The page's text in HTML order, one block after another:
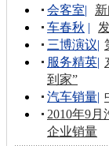
会客室|
车春秋 |
三博演议|
服务精英|
到家”
汽车销量|
2010年9月
企业销量